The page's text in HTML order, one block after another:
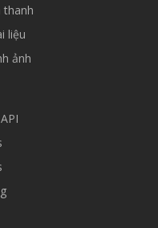
thanh
liệu
ảnh